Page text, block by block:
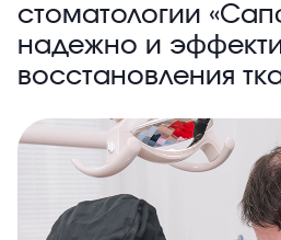
стоматологии
надежно и
восстановления